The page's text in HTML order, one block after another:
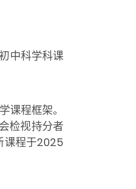
中科学科课
课程框架。
检视持分者
课程于2025